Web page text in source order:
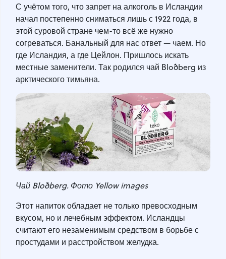
С учётом того, что запрет на алкоголь в Исландии
начал постепенно сниматься лишь с 1922 года, в
этой суровой стране чем-то всё же нужно
согреваться. Банальный для нас ответ — чаем. Но
где Исландия, а где Цейлон. Пришлось искать
местные заменители. Так родился чай Bloðberg из
арктического тимьяна.
Чай Bloðberg. Фото Yellow images
Этот напиток обладает не только превосходным
вкусом, но и лечебным эффектом. Исландцы
считают его незаменимым средством в борьбе с
простудами и расстройством желудка.